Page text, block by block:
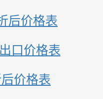
后价格表
口价格表
价格表